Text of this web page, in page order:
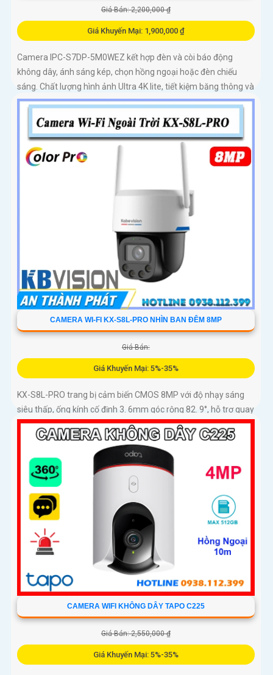
Giá Bán: 2,200,000 ₫
Giá Khuyến Mại: 1,900,000 ₫
Camera IPC-S7DP-5M0WEZ kết hợp đèn và còi báo động
không dây, ánh sáng kép, chọn hồng ngoại hoặc đèn chiếu
sáng. Chất lượng hình ảnh Ultra 4K lite, tiết kiệm băng thông và
chi phí, giám sát ban đêm tốt với hồng ngoại 50m
CAMERA WI-FI KX-S8L-PRO NHÌN BAN ĐÊM 8MP
Giá Bán:
Giá Khuyến Mại: 5%-35%
KX-S8L-PRO trang bị cảm biến CMOS 8MP với độ nhạy sáng
siêu thấp, ống kính cố định 3. 6mm góc rộng 82. 9°, hỗ trợ quay
quét tự động, Auto Tracking theo dõi đối tượng
CAMERA WIFI KHÔNG DÂY TAPO C225
Giá Bán: 2,550,000 ₫
Giá Khuyến Mại: 5%-35%